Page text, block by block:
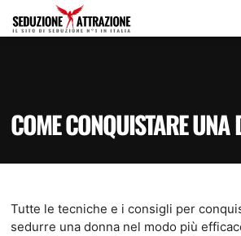
COME CONQUISTARE UNA
Tutte le tecniche e i consigli per
sedurre una donna nel modo più